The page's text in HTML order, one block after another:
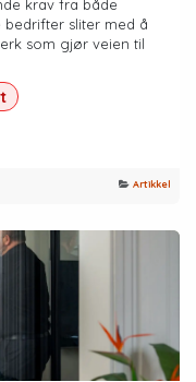
krav fra både
sliter med å
som gjør veien til
Artikkel